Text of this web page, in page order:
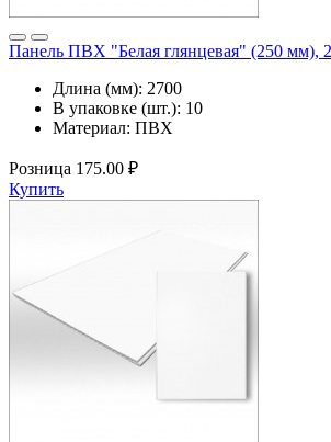
Панель ПВХ "Белая глянцевая" (250 мм),
Длина (мм): 2700
В упаковке (шт.): 10
Материал: ПВХ
Розница 175.00 ₽
Купить